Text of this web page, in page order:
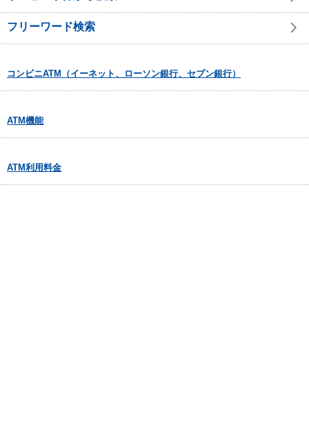
フリーワード検索
コンビニATM（イーネット、ローソン銀行、セブン銀行）
ATM機能
ATM利用料金